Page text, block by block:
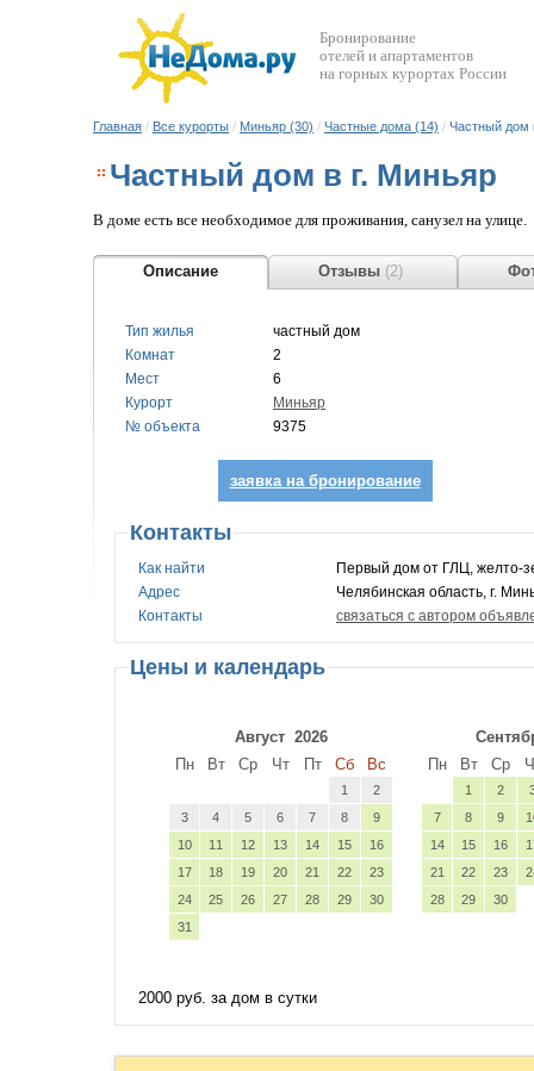
Бронирование
отелей и апартаментов
на горных курортах России
Главная / Все курорты / Миньяр (30) / Частные дома (14) / Частный дом
Частный дом в г. Миньяр
В доме есть все необходимое для проживания, санузел на улице.
Описание Отзывы (2)
Тип жилья
частный дом
Комнат
2
Мест
6
Курорт
Миньяр
№ объекта
9375
заявка на бронирование
Контакты
Как найти
Первый дом от ГЛЦ, желто-
Адрес
Челябинская область, г.
Контакты
связаться с автором
Цены и календарь
Август 2026
Пн
Вт Ср Чт Пт Сб Вс
1
2
3
4 5 6 7 8
9
10
11 12 13 14 15
16
17
18 19 20 21 22
23
24
25 26 27 28 29
30
31
Пн
Вт Ср
1 2
7
8 9
14
15 16
21
22 23
28
29 30
2000 руб. за дом в сутки